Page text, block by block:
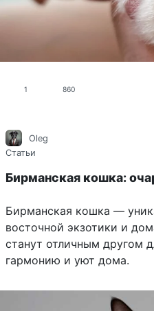
1 860
Oleg
Статьи
Бирманская кошка:
Бирманская кошка —
восточной экзотики и
станут отличным другом
гармонию и уют дома.